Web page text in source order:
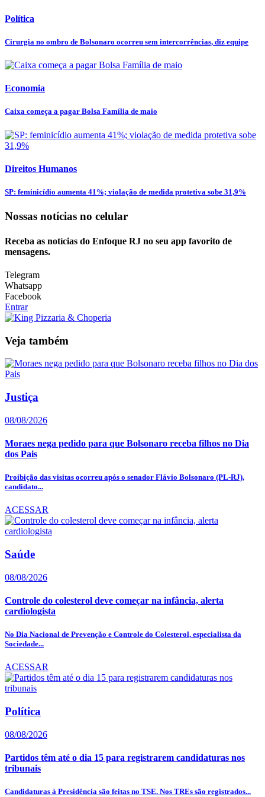
Política
Cirurgia no ombro de Bolsonaro ocorreu sem intercorrências, diz equipe
Economia
Caixa começa a pagar Bolsa Família de maio
Direitos Humanos
SP: feminicídio aumenta 41%; violação de medida protetiva sobe 31,9%
Nossas notícias no celular
Receba as notícias do Enfoque RJ no seu app favorito de
mensagens.
Telegram
Whatsapp
Facebook
Entrar
Veja também
Justiça
08/08/2026
Moraes nega pedido para que Bolsonaro receba filhos no Dia
dos Pais
Proibição das visitas ocorreu após o senador Flávio Bolsonaro (PL-RJ),
candidato...
ACESSAR
Saúde
08/08/2026
Controle do colesterol deve começar na infância, alerta
cardiologista
No Dia Nacional de Prevenção e Controle do Colesterol, especialista da
Sociedade...
ACESSAR
Política
08/08/2026
Partidos têm até o dia 15 para registrarem candidaturas nos
tribunais
Candidaturas à Presidência são feitas no TSE. Nos TREs são registrados...